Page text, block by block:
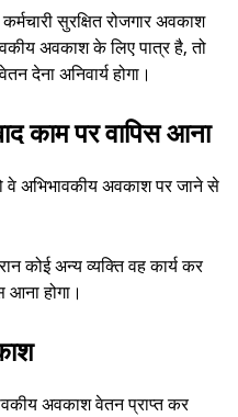
सुरक्षित रोजगार अवकाश
अवकाश के लिए पात्र है, तो
देना अनिवार्य होगा।
काम पर वापिस आना
वे अभिभावकीय अवकाश पर जाने से
कोई अन्य व्यक्ति वह कार्य कर
आना होगा।
अवकाश वेतन प्राप्त कर